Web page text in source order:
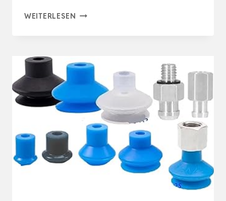
WEITERLESEN INTEGRIERTES
LEITERPLATTEN-
SPANNFUTTER.
AUTOMATISCHES
HANDLING
RÜCKSCHLA…